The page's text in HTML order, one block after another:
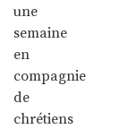
une
semaine
en
compagnie
de
chrétiens